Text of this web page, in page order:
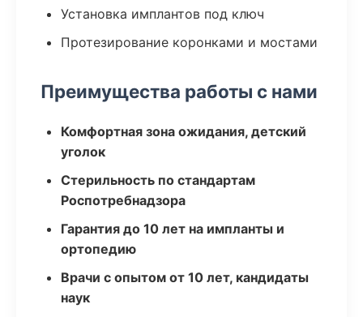
Установка имплантов под ключ
Протезирование коронками и мостами
Преимущества работы с нами
Комфортная зона ожидания, детский
уголок
Стерильность по стандартам
Роспотребнадзора
Гарантия до 10 лет на импланты и
ортопедию
Врачи с опытом от 10 лет, кандидаты
наук